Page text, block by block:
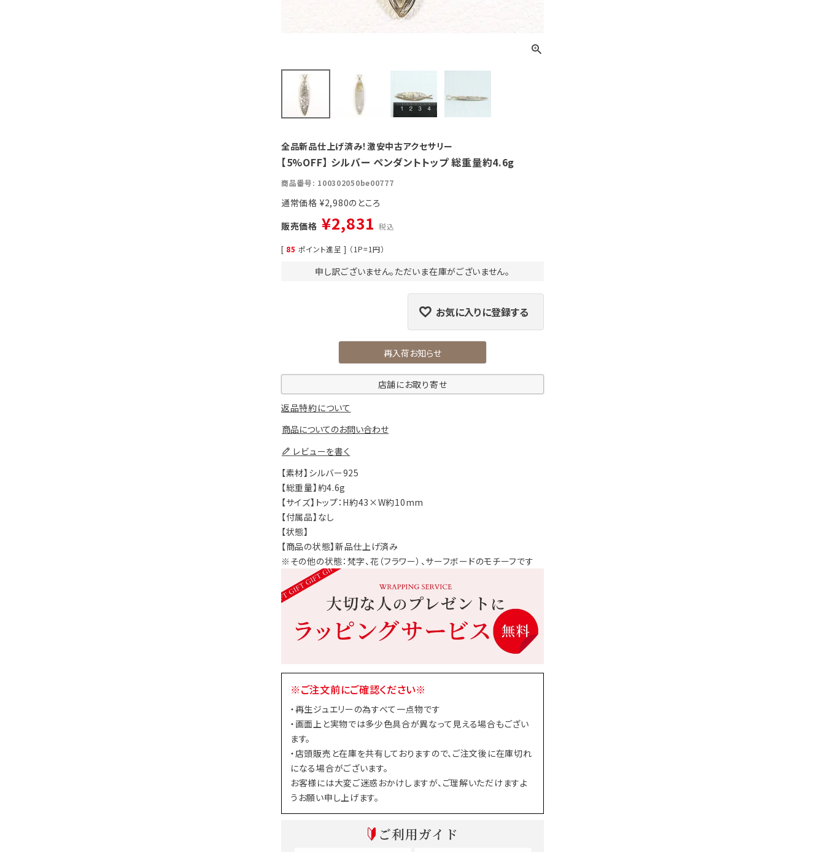
全品新品仕上げ済み！激安中古アクセサリー
【5%OFF】 シルバー ペンダントトップ 総重量約4.6g
商品番号 100302050be00777
通常価格 ¥2,980
販売価格 ¥2,831 税込
[ 85 ポイント進呈 ] （1P=1円）
申し訳ございません。ただいま在庫がございません。
お気に入りに登録する
再入荷お知らせ
店舗にお取り寄せ
返品特約について
商品についてのお問い合わせ
レビューを書く
【素材】シルバー925
【総重量】約4.6g
【サイズ】トップ：H約43×W約10mm
【付属品】なし
【状態】
【商品の状態】新品仕上げ済み
※その他の状態：梵字、花（フラワー）、サーフボードのモチーフです
※ご注文前にご確認ください※
・再生ジュエリーの為すべて一点物です
・画面上と実物では多少色具合が異なって見える場合もござい
ます。
・店頭販売と在庫を共有しておりますので、ご注文後に在庫切れ
になる場合がございます。
お客様には大変ご迷惑おかけしますが、ご理解いただけますよ
うお願い申し上げます。